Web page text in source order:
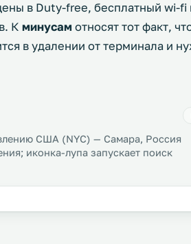
в Duty-free, бесплатный wi-fi
К минусам относят тот факт,
в удалении от терминала и
США (NYC) — Самара, Россия
иконка-лупа запускает поиск